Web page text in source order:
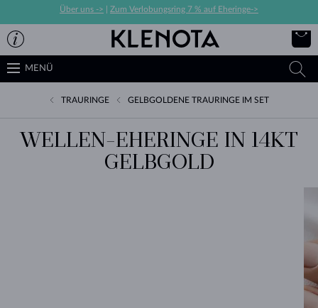
Über uns -> Zum Verlobungsring 7 % auf Eheringe->
MENÜ
TRAURINGE GELBGOLDENE TRAURINGE IM SET
WELLEN-EHERINGE IN 14KT
GELBGOLD